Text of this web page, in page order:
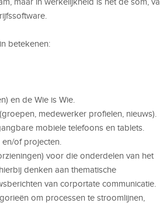
betekenen:
en de Wie is Wie.
medewerker profielen, nieuws).
mobiele telefoons en tablets.
of projecten.
voor die onderdelen van het
denken aan thematische
van corportate communicatie.
om processen te stroomlijnen,